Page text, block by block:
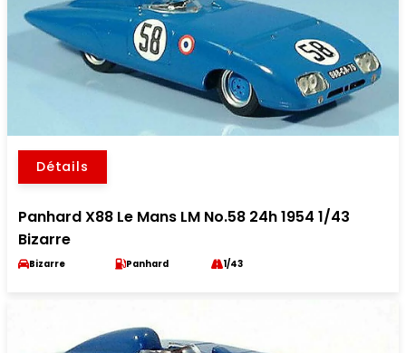
Détails
Panhard X88 Le Mans LM No.58 24h 1954 1/43
Bizarre
Bizarre Panhard 1/43